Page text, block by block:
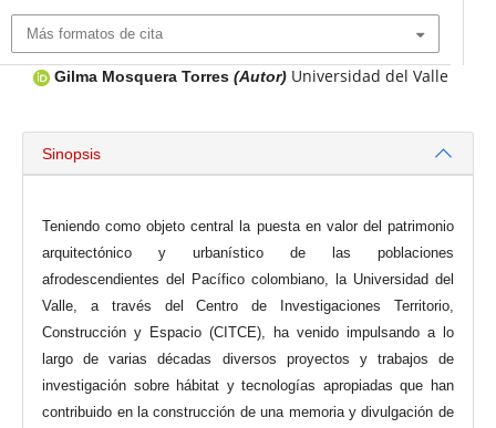
Más formatos de cita
Gilma Mosquera Torres (Autor) Universidad del Valle
Sinopsis
Teniendo como objeto central la puesta en valor del patrimonio
arquitectónico y urbanístico de las poblaciones
afrodescendientes del Pacífico colombiano, la Universidad del
Valle, a través del Centro de Investigaciones Territorio,
Construcción y Espacio (CITCE), ha venido impulsando a lo
largo de varias décadas diversos proyectos y trabajos de
investigación sobre hábitat y tecnologías apropiadas que han
contribuido en la construcción de una memoria y divulgación de